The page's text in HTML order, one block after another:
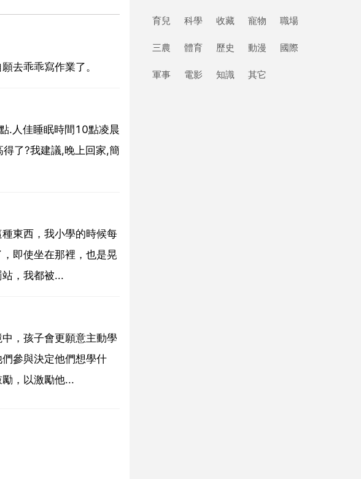
去乖乖寫作業了。
.人佳睡眠時間10點凌晨
了?我建議,晚上回家,簡
東西，我小學的時候每
即使坐在那裡，也是晃
，我都被...
，孩子會更願意主動學
參與決定他們想學什
，以激勵他...
育兒 科學 收藏 寵物 職場
三農 體育 歷史 動漫 國際
軍事 電影 知識 其它